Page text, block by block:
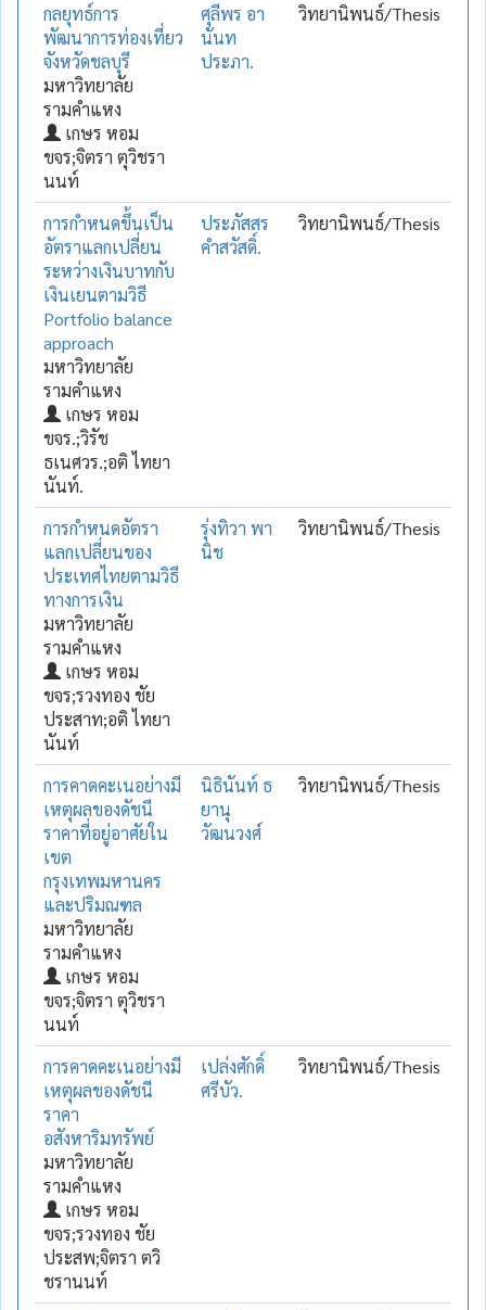
กลยุทธ์การ
พัฒนาการท่องเที่ยว
จังหวัดชลบุรี
มหาวิทยาลัย
รามคำแหง
เกษร หอม
ขจร;จิตรา ตุวิชรา
นนท์
ศุลีพร อา
นันท
ประภา.
วิทยานิพนธ์/Thesis
การกำหนดขึ้นเป็น
อัตราแลกเปลี่ยน
ระหว่างเงินบาทกับ
เงินเยนตามวิธี
Portfolio balance
approach
มหาวิทยาลัย
รามคำแหง
เกษร หอม
ขจร.;วิรัช
ธเนศวร.;อติ ไทยา
นันท์.
ประภัสสร
คำสวัสดิ์.
วิทยานิพนธ์/Thesis
การกำหนดอัตรา
แลกเปลี่ยนของ
ประเทศไทยตามวิธี
ทางการเงิน
มหาวิทยาลัย
รามคำแหง
เกษร หอม
ขจร;รวงทอง ชัย
ประสาท;อติ ไทยา
นันท์
รุ่งทิวา พา
นิช
วิทยานิพนธ์/Thesis
การคาดคะเนอย่างมี
เหตุผลของดัชนี
ราคาที่อยู่อาศัยใน
เขต
กรุงเทพมหานคร
และปริมณฑล
มหาวิทยาลัย
รามคำแหง
เกษร หอม
ขจร;จิตรา ตุวิชรา
นนท์
นิธินันท์ ธ
ยานุ
วัฒนวงศ์
วิทยานิพนธ์/Thesis
การคาดคะเนอย่างมี
เหตุผลของดัชนี
ราคา
อสังหาริมทรัพย์
มหาวิทยาลัย
รามคำแหง
เกษร หอม
ขจร;รวงทอง ชัย
ประสพ;จิตรา ตวิ
ชรานนท์
เปล่งศักดิ์
ศรีบัว.
วิทยานิพนธ์/Thesis